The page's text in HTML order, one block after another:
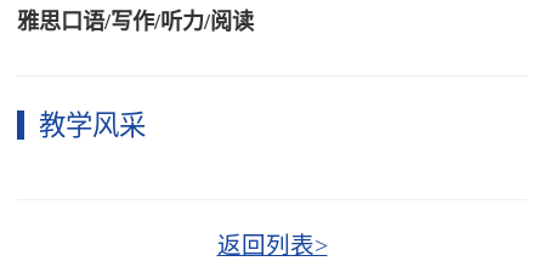
雅思口语/写作/听力/阅读
教学风采
返回列表>